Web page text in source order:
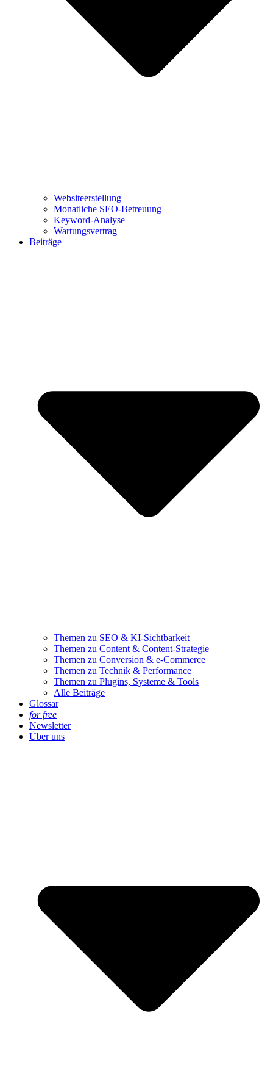
Websiteerstellung
Monatliche SEO-Betreuung
Keyword-Analyse
Wartungsvertrag
Beiträge
Themen zu SEO & KI-Sichtbarkeit
Themen zu Content & Content-Strategie
Themen zu Conversion & e-Commerce
Themen zu Technik & Performance
Themen zu Plugins, Systeme & Tools
Alle Beiträge
Glossar
for free
Newsletter
Über uns